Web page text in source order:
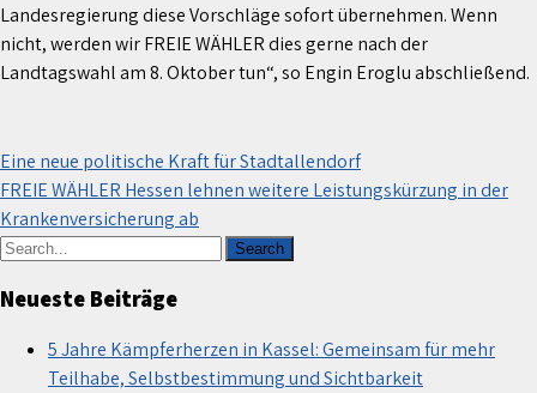
Landesregierung diese Vorschläge sofort übernehmen. Wenn
nicht, werden wir FREIE WÄHLER dies gerne nach der
Landtagswahl am 8. Oktober tun“, so Engin Eroglu abschließend.
Beitragsnavigation
Eine neue politische Kraft für Stadtallendorf
FREIE WÄHLER Hessen lehnen weitere Leistungskürzung in der
Krankenversicherung ab
Neueste Beiträge
5 Jahre Kämpferherzen in Kassel: Gemeinsam für mehr
Teilhabe, Selbstbestimmung und Sichtbarkeit